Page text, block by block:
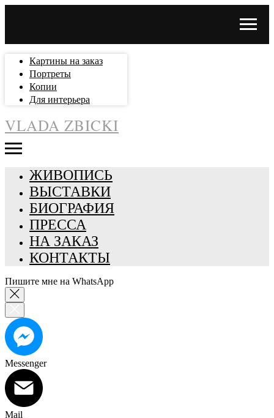
Картины на заказ
Портреты
Копии
Для интерьера
VLADA ZBICKI
ЖИВОПИСЬ
ВЫСТАВКИ
БИОГРАФИЯ
ПРЕССА
НА ЗАКАЗ
КОНТАКТЫ
Пишите мне на WhatsApp
Messenger
Mail